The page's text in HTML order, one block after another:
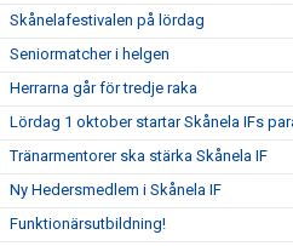
Skånelafestivalen på lördag
Seniormatcher i helgen
Herrarna går för tredje raka
Lördag 1 oktober startar Skånela IFs
Tränarmentorer ska stärka Skånela IF
Ny Hedersmedlem i Skånela IF
Funktionärsutbildning!